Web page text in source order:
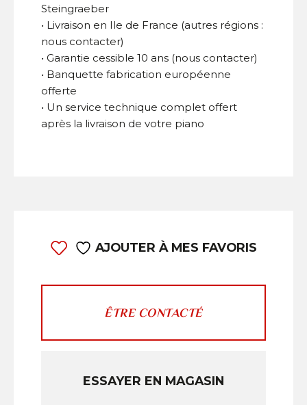
Steingraeber
• Livraison en Ile de France (autres régions :
nous contacter)
• Garantie cessible 10 ans (nous contacter)
• Banquette fabrication européenne
offerte
• Un service technique complet offert
après la livraison de votre piano
AJOUTER À MES FAVORIS
ÊTRE CONTACTÉ
ESSAYER EN MAGASIN